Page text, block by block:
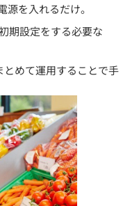
を入れるだけ。
期設定をする必要な
めて運用することで手